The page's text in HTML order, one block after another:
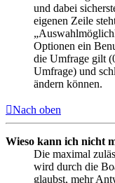
und dabei
eigenen Zeile
Optionen ein
die Umfrage gilt
Umfrage) und
ändern können.
Nach oben
Wieso kann ich nicht
Die maximal
wird durch die
glaubst, mehr